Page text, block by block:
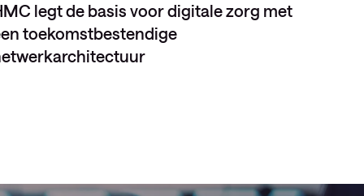
legt de basis voor digitale zorg met
toekomstbestendige